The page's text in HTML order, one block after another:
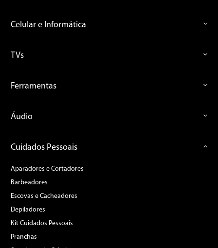
Celular e Informática
TVs
Ferramentas
Áudio
Cuidados Pessoais
Aparadores e Cortadores
Barbeadores
Escovas e Cacheadores
Depiladores
Kit Cuidados Pessoais
Pranchas